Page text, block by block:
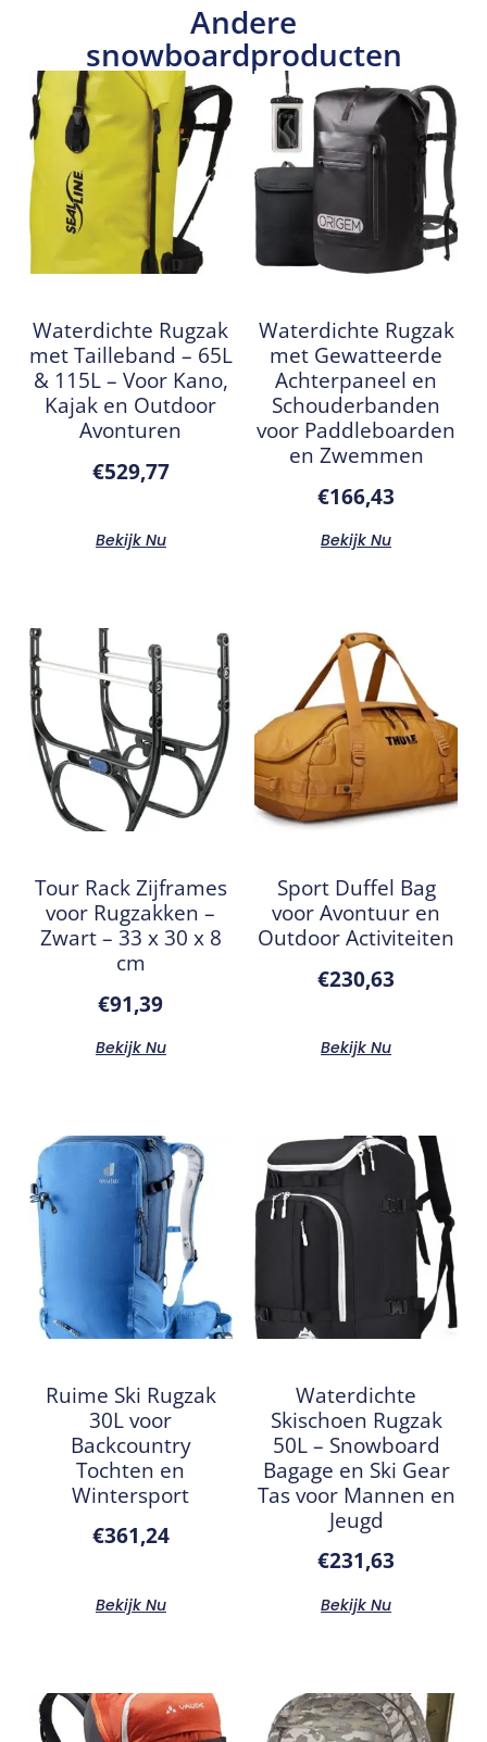
Andere
snowboardproducten
Waterdichte Rugzak
met Tailleband – 65L
& 115L – Voor Kano,
Kajak en Outdoor
Avonturen
€529,77
Bekijk Nu
Waterdichte Rugzak
met Gewatteerde
Achterpaneel en
Schouderbanden
voor Paddleboarden
en Zwemmen
€166,43
Bekijk Nu
Tour Rack Zijframes
voor Rugzakken –
Zwart – 33 x 30 x 8
cm
€91,39
Bekijk Nu
Sport Duffel Bag
voor Avontuur en
Outdoor Activiteiten
€230,63
Bekijk Nu
Ruime Ski Rugzak
30L voor
Backcountry
Tochten en
Wintersport
€361,24
Bekijk Nu
Waterdichte
Skischoen Rugzak
50L – Snowboard
Bagage en Ski Gear
Tas voor Mannen en
Jeugd
€231,63
Bekijk Nu